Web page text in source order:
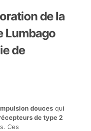
de la
Lumbago
de
doucesqui
de type 2
Ces